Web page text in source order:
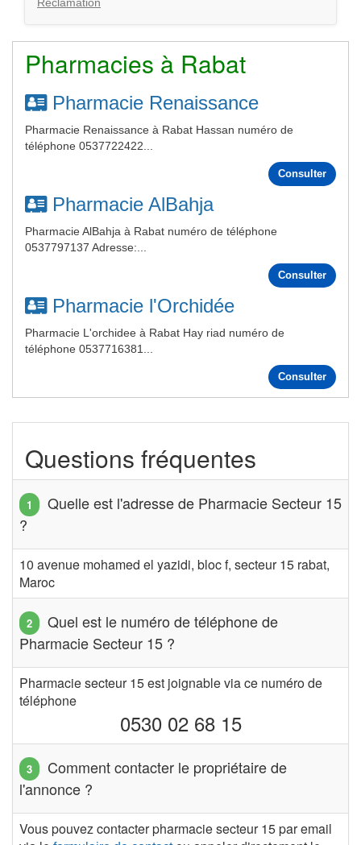
Pharmacies à Rabat
Pharmacie Renaissance
Pharmacie Renaissance à Rabat Hassan numéro de
téléphone 0537722422...
Consulter
Pharmacie AlBahja
Pharmacie AlBahja à Rabat numéro de téléphone
0537797137 Adresse:...
Consulter
Pharmacie l'Orchidée
Pharmacie L'orchidee à Rabat Hay riad numéro de
téléphone 0537716381...
Consulter
Questions fréquentes
Quelle est l'adresse de Pharmacie Secteur 15
?
10 avenue mohamed el yazidi, bloc f, secteur 15 rabat,
Maroc
Quel est le numéro de téléphone de
Pharmacie Secteur 15 ?
Pharmacie secteur 15 est joignable via ce numéro de
téléphone
0530 02 68 15
Comment contacter le propriétaire de
l'annonce ?
Vous pouvez contacter pharmacie secteur 15 par email